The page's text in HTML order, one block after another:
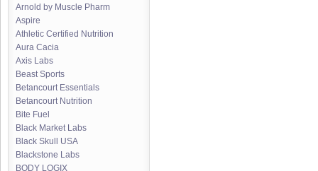
Arnold by Muscle Pharm
Aspire
Athletic Certified Nutrition
Aura Cacia
Axis Labs
Beast Sports
Betancourt Essentials
Betancourt Nutrition
Bite Fuel
Black Market Labs
Black Skull USA
Blackstone Labs
BODY LOGIX